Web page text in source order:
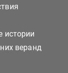
истории
веранд